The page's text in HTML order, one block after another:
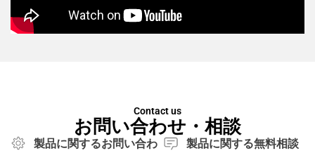
Contact us
お問い合わせ・相談
製品に関するお問い合わ
製品に関する無料相談